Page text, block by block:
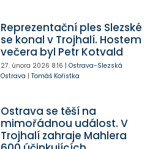
Reprezentační ples Slezské
se konal v Trojhalí. Hostem
večera byl Petr Kotvald
27. února 2026 8:16 | Ostrava-Slezská
Ostrava | Tomáš Kořistka
Ostrava se těší na
mimořádnou událost. V
Trojhalí zahraje Mahlera